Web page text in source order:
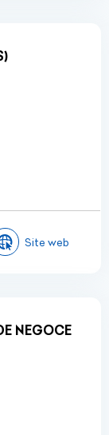
Site web
NEGOCE